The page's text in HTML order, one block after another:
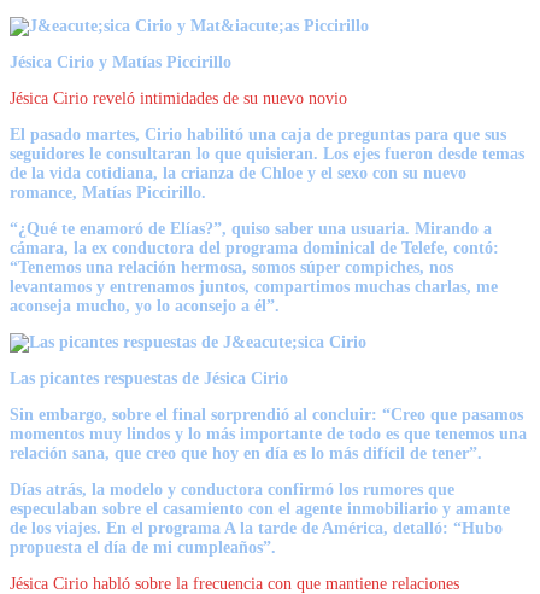
Jésica Cirio y Matías Piccirillo
Jésica Cirio reveló intimidades de su nuevo novio
El pasado martes, Cirio habilitó una caja de preguntas para que sus
seguidores le consultaran lo que quisieran. Los ejes fueron desde temas
de la vida cotidiana, la crianza de Chloe y el sexo con su nuevo
romance, Matías Piccirillo.
“¿Qué te enamoró de Elías?”, quiso saber una usuaria. Mirando a
cámara, la ex conductora del programa dominical de Telefe, contó:
“Tenemos una relación hermosa, somos súper compiches, nos
levantamos y entrenamos juntos, compartimos muchas charlas, me
aconseja mucho, yo lo aconsejo a él”.
Las picantes respuestas de Jésica Cirio
Sin embargo, sobre el final sorprendió al concluir: “Creo que pasamos
momentos muy lindos y lo más importante de todo es que tenemos una
relación sana, que creo que hoy en día es lo más difícil de tener”.
Días atrás, la modelo y conductora confirmó los rumores que
especulaban sobre el casamiento con el agente inmobiliario y amante
de los viajes. En el programa A la tarde de América, detalló: “Hubo
propuesta el día de mi cumpleaños”.
Jésica Cirio habló sobre la frecuencia con que mantiene relaciones